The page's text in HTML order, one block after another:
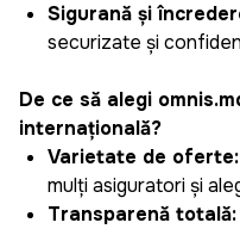
Siguranță și
securizate și
De ce să alegi
internațională?
Varietate de oferte:
mulți asiguratori și
Transparență totală: